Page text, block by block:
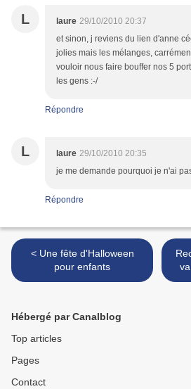
L laure 29/10/2010 20:37
et sinon, j reviens du lien d'anne
jolies mais les mélanges,
vouloir nous faire bouffer nos 5
les gens :-/
Répondre
L laure 29/10/2010 20:35
je me demande pourquoi je n'ai
Répondre
< Une fête d'Halloween
pour enfants
Hébergé par Canalblog
Top articles
Pages
Contact